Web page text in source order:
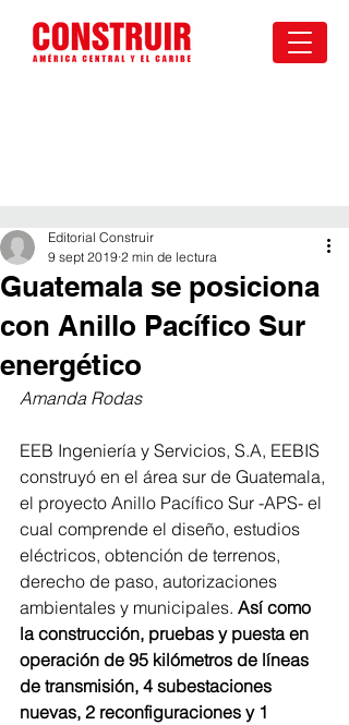
Guatemala se posiciona
con Anillo Pacífico Sur
energético
Editorial Construir
9 sept 2019 2 min de lectura
Amanda Rodas
EEB Ingeniería y Servicios, S.A, EEBIS
construyó en el área sur de Guatemala,
el proyecto Anillo Pacífico Sur -APS- el
cual comprende el diseño, estudios
eléctricos, obtención de terrenos,
derecho de paso, autorizaciones
ambientales y municipales. Así como
la construcción, pruebas y puesta en
operación de 95 kilómetros de líneas
de transmisión, 4 subestaciones
nuevas, 2 reconfiguraciones y 1